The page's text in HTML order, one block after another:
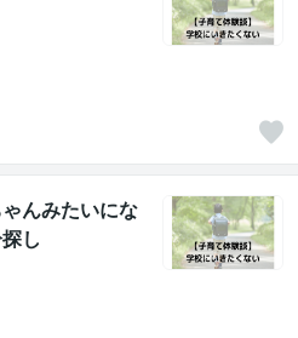
んみたいにな
し